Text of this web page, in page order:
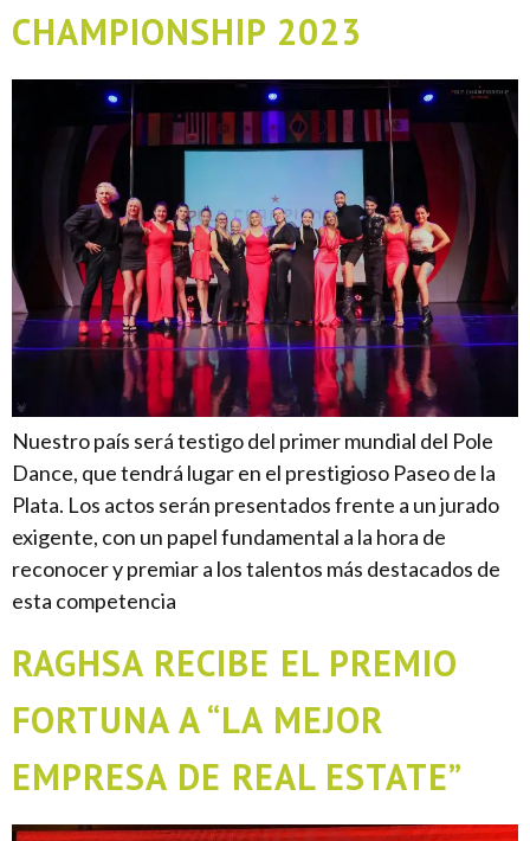
CHAMPIONSHIP 2023
Nuestro país será testigo del primer mundial del Pole
Dance, que tendrá lugar en el prestigioso Paseo de la
Plata. Los actos serán presentados frente a un jurado
exigente, con un papel fundamental a la hora de
reconocer y premiar a los talentos más destacados de
esta competencia
RAGHSA RECIBE EL PREMIO
FORTUNA A “LA MEJOR
EMPRESA DE REAL ESTATE”